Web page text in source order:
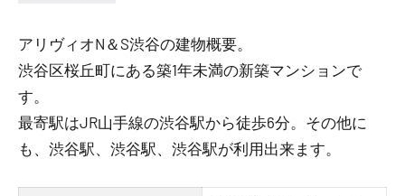
アリヴィオN＆S渋谷の建物概要。
渋谷区桜丘町にある築1年未満の新築マンションで
す。
最寄駅はJR山手線の渋谷駅から徒歩6分。その他に
も、渋谷駅、渋谷駅、渋谷駅が利用出来ます。